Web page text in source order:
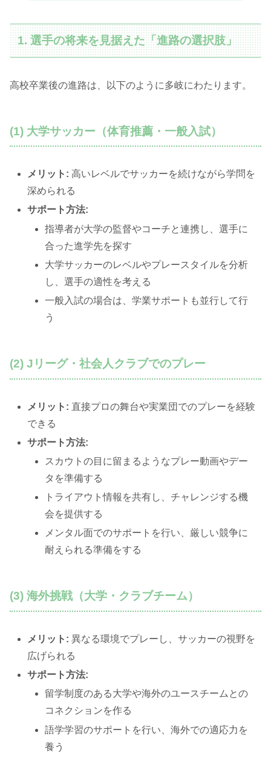
1. 選手の将来を見据えた「進路の選択肢」
高校卒業後の進路は、以下のように多岐にわたります。
(1) 大学サッカー（体育推薦・一般入試）
メリット: 高いレベルでサッカーを続けながら学問を
深められる
サポート方法:
指導者が大学の監督やコーチと連携し、選手に
合った進学先を探す
大学サッカーのレベルやプレースタイルを分析
し、選手の適性を考える
一般入試の場合は、学業サポートも並行して行
う
(2) Jリーグ・社会人クラブでのプレー
メリット: 直接プロの舞台や実業団でのプレーを経験
できる
サポート方法:
スカウトの目に留まるようなプレー動画やデー
タを準備する
トライアウト情報を共有し、チャレンジする機
会を提供する
メンタル面でのサポートを行い、厳しい競争に
耐えられる準備をする
(3) 海外挑戦（大学・クラブチーム）
メリット: 異なる環境でプレーし、サッカーの視野を
広げられる
サポート方法:
留学制度のある大学や海外のユースチームとの
コネクションを作る
語学学習のサポートを行い、海外での適応力を
養う